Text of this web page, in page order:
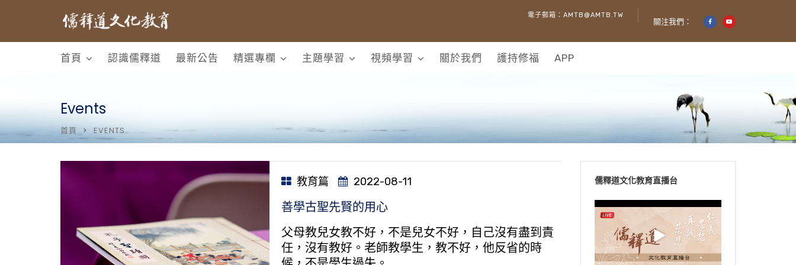
電子郵箱：AMTB@AMTB.TW
關注我們：
首頁 認識儒釋道 最新公告 精選專欄 主題學習 視頻學習 關於我們 護持修福 APP
Events
首頁 EVENTS
教育篇 2022-08-11
善學古聖先賢的用心
父母教兒女教不好，不是兒女不好，自己沒有盡到責
任，沒有教好。老師教學生，教不好，他反省的時
儒釋道文化教育直播台